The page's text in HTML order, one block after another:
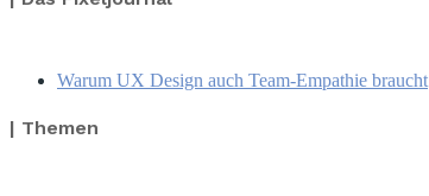
Warum UX Design auch Team-Empathie braucht
| Themen